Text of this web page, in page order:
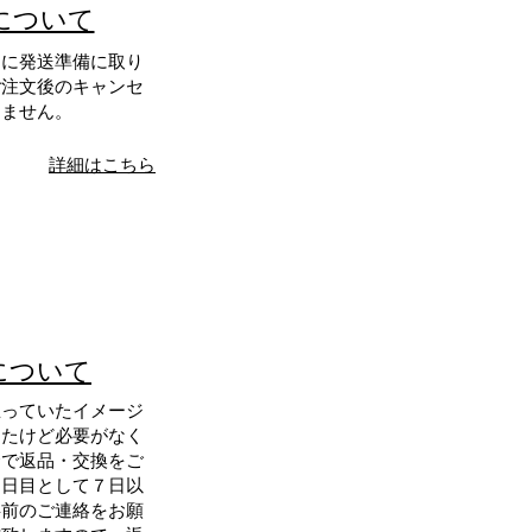
ついて
発送準備に取り
文後のキャンセ
せん。
詳細はこちら
ついて
ていたイメージ
けど必要がなく
返品・交換をご
目として７日以
のご連絡をお願